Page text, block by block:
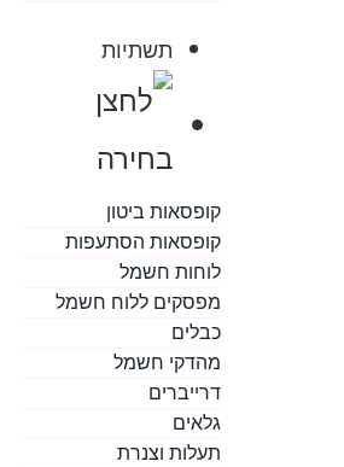
תשתיות
קופסאות ביטון
קופסאות הסתעפות
לוחות חשמל
מפסקים ללוח חשמל
כבלים
מהדקי חשמל
דרייברים
גלאים
תעלות וצנרת